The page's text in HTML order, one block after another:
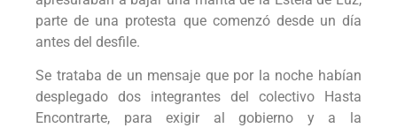
parte de una protesta que comenzó desde un día
antes del desfile.
Se trataba de un mensaje que por la noche habían
desplegado dos integrantes del colectivo Hasta
Encontrarte, para exigir al gobierno y a la